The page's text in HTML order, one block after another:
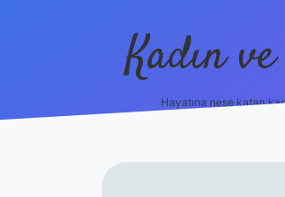
Kadın
Hayatına neşe katan
ilbet